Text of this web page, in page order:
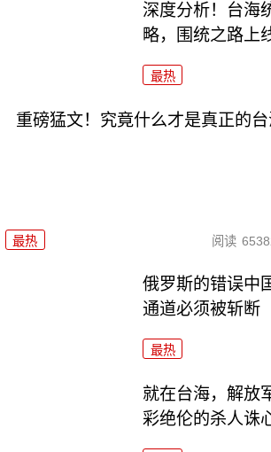
深度分析！台海
略，围统之路上
最热
重磅猛文！究竟什么才是真正的台
最热 阅读
俄罗斯的错误中
通道必须被斩断
最热
就在台海，解放
彩绝伦的杀人诛